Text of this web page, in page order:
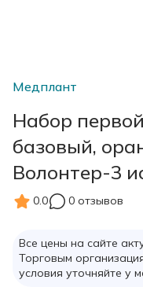
Медплант
Набор
базовый,
Волонтер-3
0.0 0 отзывов
Все цены на сайте
Торговым
условия уточняйте у